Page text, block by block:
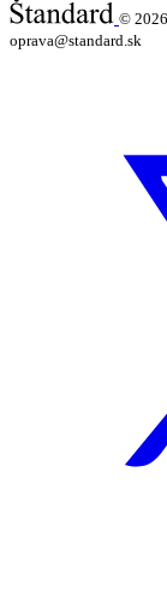
© 2026
oprava@standard.sk